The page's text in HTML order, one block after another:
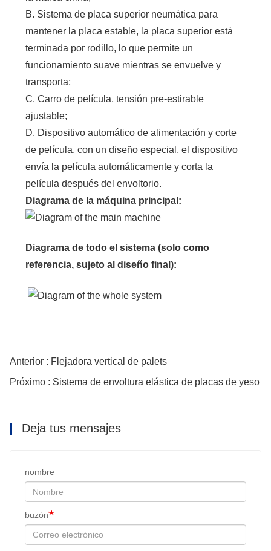
B. Sistema de placa superior neumática para
mantener la placa estable, la placa superior está
terminada por rodillo, lo que permite un
funcionamiento suave mientras se envuelve y
transporta;
C. Carro de película, tensión pre-estirable
ajustable;
D. Dispositivo automático de alimentación y corte
de película, con un diseño especial, el dispositivo
envía la película automáticamente y corta la
película después del envoltorio.
Diagrama de la máquina principal :
Diagrama de todo el sistema (solo como
referencia, sujeto al diseño final):
Anterior : Flejadora vertical de palets
Próximo : Sistema de envoltura elástica de placas de yeso
Deja tus mensajes
nombre
buzón